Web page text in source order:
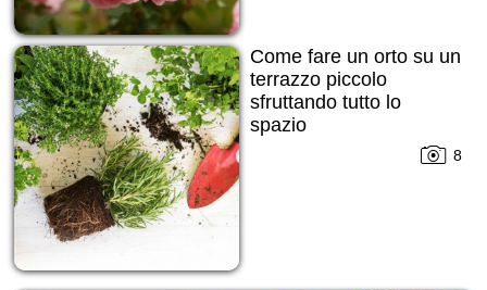
Come fare un orto su un
terrazzo piccolo
sfruttando tutto lo
spazio
8